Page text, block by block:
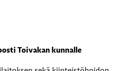
Toivakan kunnalle